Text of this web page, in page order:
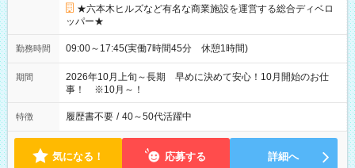
★六本木ヒルズなど有名な商業施設を運営する総合ディベロ
ッパー★
勤務時間 09:00～17:45(実働7時間45分 休憩1時間)
期間
2026年10月上旬～長期 早めに決めて安心！10月開始のお仕
事！ ※10月～！
特徴 履歴書不要 / 40～50代活躍中
気になる！ 応募する 詳細へ